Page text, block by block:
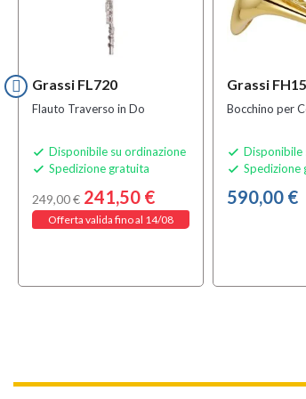
Grassi FL720
Flauto Traverso in Do
 Disponibile su ordinazione
 Spedizione gratuita
249,00 € 241,50 €
Offerta valida fino al 14/08
Grassi
Bocchino per
 Disponibile
 Spedizione
590,00 €